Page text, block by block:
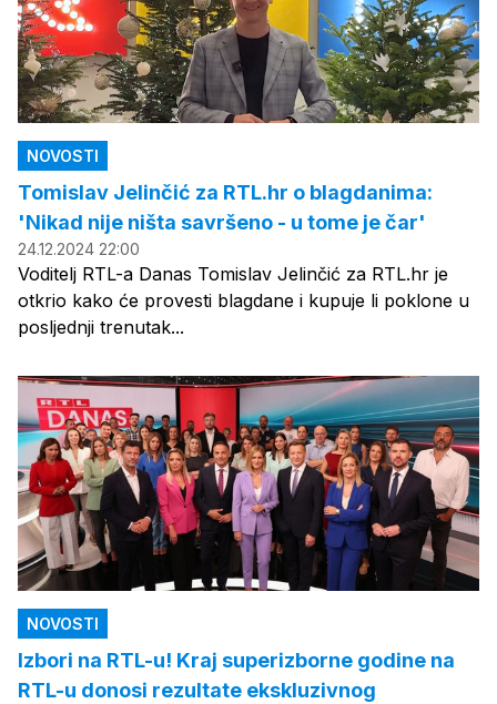
NOVOSTI
Tomislav Jelinčić za RTL.hr o blagdanima:
'Nikad nije ništa savršeno - u tome je čar'
24.12.2024 22:00
Voditelj RTL-a Danas Tomislav Jelinčić za RTL.hr je
otkrio kako će provesti blagdane i kupuje li poklone u
posljednji trenutak...
NOVOSTI
Izbori na RTL-u! Kraj superizborne godine na
RTL-u donosi rezultate ekskluzivnog